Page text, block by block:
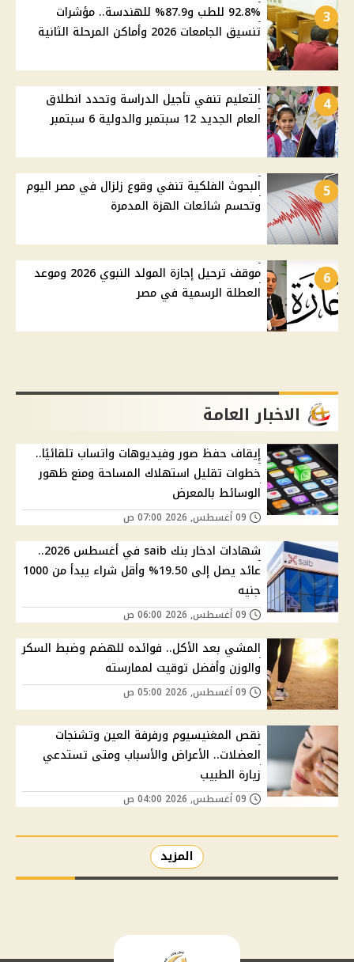
3
92.8% للطب و87.9% للهندسة.. مؤشرات
تنسيق الجامعات 2026 وأماكن المرحلة الثانية
4
التعليم تنفي تأجيل الدراسة وتحدد انطلاق
العام الجديد 12 سبتمبر والدولية 6 سبتمبر
5
البحوث الفلكية تنفي وقوع زلزال في مصر اليوم
وتحسم شائعات الهزة المدمرة
6
موقف ترحيل إجازة المولد النبوي 2026 وموعد
العطلة الرسمية في مصر
الاخبار العامة
إيقاف حفظ صور وفيديوهات واتساب تلقائيًا..
خطوات تقليل استهلاك المساحة ومنع ظهور
الوسائط بالمعرض
شهادات ادخار بنك saib في أغسطس 2026..
عائد يصل إلى 19.50% وأقل شراء يبدأ من 1000
جنيه
المشي بعد الأكل.. فوائده للهضم وضبط السكر
والوزن وأفضل توقيت لممارسته
نقص المغنيسيوم ورفرفة العين وتشنجات
العضلات.. الأعراض والأسباب ومتى تستدعي
زيارة الطبيب
المزيد